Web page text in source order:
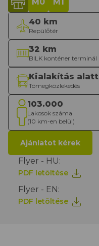
40 km
Repülőtér
32 km
BILK konténer terminál
Kialakítás alatt
Tömegközlekedés
103.000
Lakosok száma
(10 km-en belül)
Ajánlatot kérek
Flyer - HU:
PDF letöltése
Flyer - EN:
PDF letöltése